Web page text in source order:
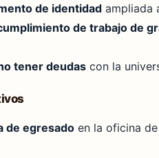
de identidad ampliada
de trabajo de
tener deudas con la
de egresado en la oficina